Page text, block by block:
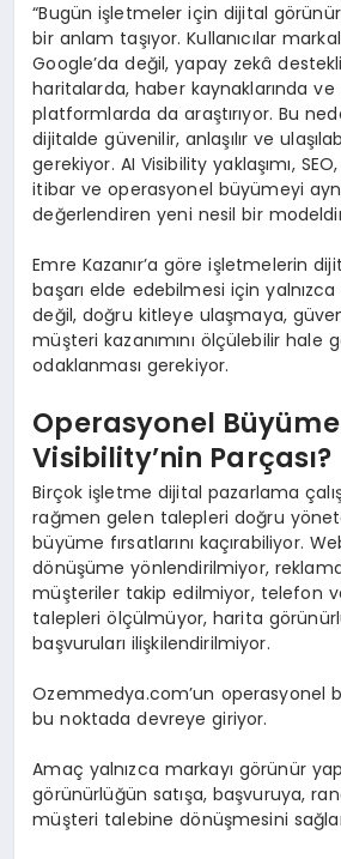
“Bugün işletmeler için dijital
bir anlam taşıyor. Kullanıcılar
Google’da değil, yapay zekâ
haritalarda, haber kaynaklarında ve
platformlarda da araştırıyor. Bu
dijitalde güvenilir, anlaşılır ve
gerekiyor. AI Visibility yaklaşımı,
itibar ve operasyonel büyümeyi
değerlendiren yeni nesil bir
Emre Kazanır’a göre işletmelerin
başarı elde edebilmesi için
değil, doğru kitleye ulaşmaya,
müşteri kazanımını ölçülebilir hale
odaklanması gerekiyor.
Operasyonel
Visibility’nin Parçası?
Birçok işletme dijital pazarlama
rağmen gelen talepleri doğru
büyüme fırsatlarını kaçırabiliyor.
dönüşüme yönlendirilmiyor,
müşteriler takip edilmiyor, telefon
talepleri ölçülmüyor, harita
başvuruları ilişkilendirilmiyor.
Ozemmedya.com’un operasyonel
bu noktada devreye giriyor.
Amaç yalnızca markayı görünür
görünürlüğün satışa, başvuruya,
müşteri talebine dönüşmesini